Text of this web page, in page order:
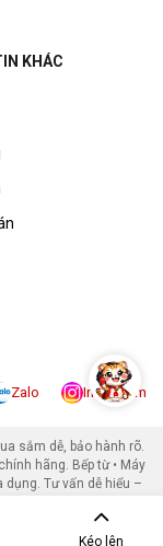
KHÁC
Zalo Instagram
sắm dễ, bảo hành rõ.
hãng. Bếp từ • Máy
dụng. Tư vấn dễ hiểu –
kp54, Phường Tăng
482 492. Email:
Kéo lên